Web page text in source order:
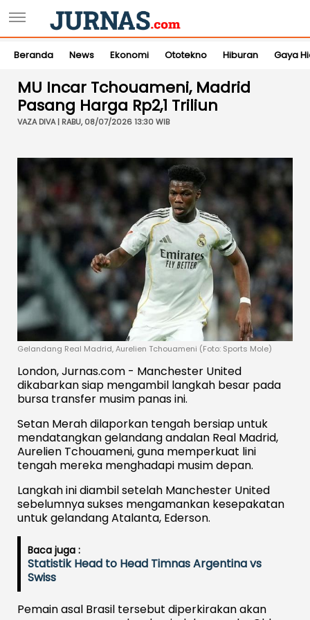
Beranda News Ekonomi Ototekno Hiburan Gaya
MU Incar Tchouameni, Madrid
Pasang Harga Rp2,1 Triliun
VAZA DIVA | RABU, 08/07/2026 13:30 WIB
Gelandang Real Madrid, Aurelien Tchouameni (Foto: Sports Mole)
London, Jurnas.com - Manchester United
dikabarkan siap mengambil langkah besar pada
bursa transfer musim panas ini.
Setan Merah dilaporkan tengah bersiap untuk
mendatangkan gelandang andalan Real Madrid,
Aurelien Tchouameni, guna memperkuat lini
tengah mereka menghadapi musim depan.
Langkah ini diambil setelah Manchester United
sebelumnya sukses mengamankan kesepakatan
untuk gelandang Atalanta, Ederson.
Baca juga :
Statistik Head to Head Timnas Argentina vs
Swiss
Pemain asal Brasil tersebut diperkirakan akan